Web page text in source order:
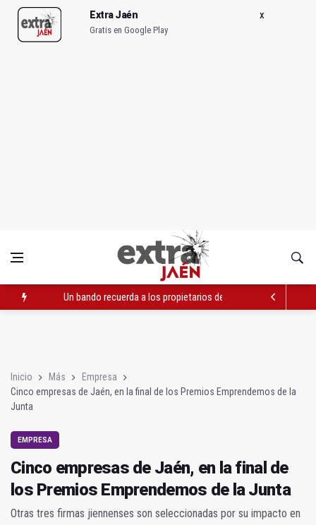
Extra Jaén
Gratis en Google Play
Un bando recuerda a los propietarios de solares que deben
La UJA refuerza su liderazgo en economía circular con
Inicio Más
Empresa
Cinco empresas de Jaén, en la final de los Premios Emprendemos de la
Junta
EMPRESA
Cinco empresas de Jaén, en la final de
los Premios Emprendemos de la Junta
Otras tres firmas jiennenses son seleccionadas por su impacto en